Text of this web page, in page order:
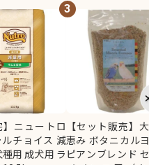
】ニュートロ
チョイス 減
用 成犬用 ラ
3
【セット販売】
恵み ボタニカル
ピアンブレンド